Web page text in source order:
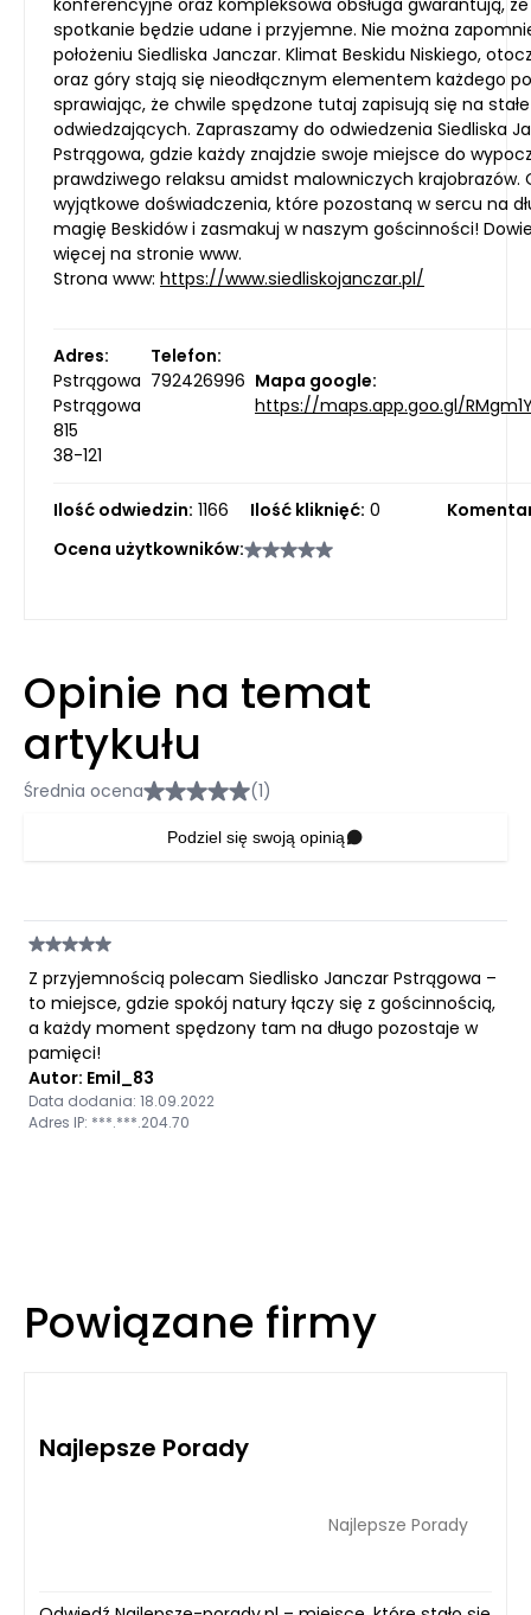
spotkanie będzie udane i przyjemne. Nie można
położeniu Siedliska Janczar. Klimat Beskidu Niskiego,
oraz góry stają się nieodłącznym elementem każdego
sprawiając, że chwile spędzone tutaj zapisują się na
odwiedzających. Zapraszamy do odwiedzenia Siedliska
Pstrągowa, gdzie każdy znajdzie swoje miejsce do
prawdziwego relaksu amidst malowniczych krajobrazów.
wyjątkowe doświadczenia, które pozostaną w sercu na
magię Beskidów i zasmakuj w naszym gościnności!
więcej na stronie www.
Strona www: https://www.siedliskojanczar.pl/
Adres:
Pstrągowa
Pstrągowa
815
38-121
Telefon:
792426996 Mapa google:
https://maps.app.goo.gl/
Ilość odwiedzin: 1166 Ilość kliknięć: 0
Ocena użytkowników:
Opinie na temat
artykułu
Średnia ocena (1)
Podziel się swoją opinią
Z przyjemnością polecam Siedlisko Janczar Pstrągowa –
to miejsce, gdzie spokój natury łączy się z gościnnością,
a każdy moment spędzony tam na długo pozostaje w
pamięci!
Autor: Emil_83
Data dodania: 18.09.2022
Adres IP: ***.***.204.70
Powiązane firmy
Najlepsze Porady
Najlepsze Porady